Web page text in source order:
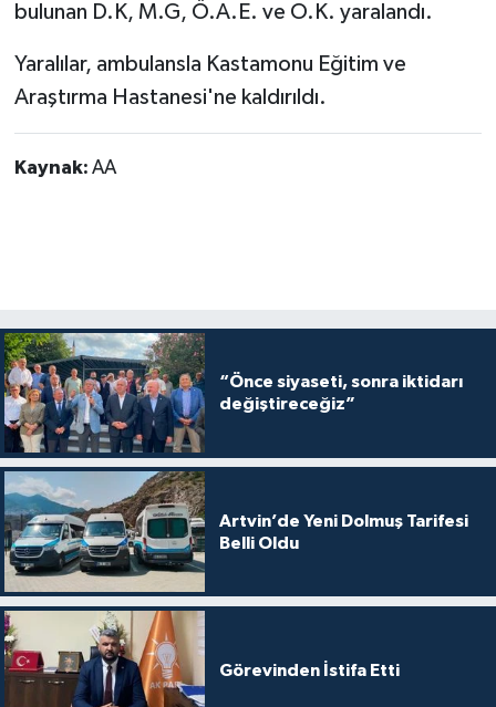
bulunan D.K, M.G, Ö.A.E. ve O.K. yaralandı.
Yaralılar, ambulansla Kastamonu Eğitim ve
Araştırma Hastanesi'ne kaldırıldı.
Kaynak: AA
“Önce siyaseti, sonra iktidarı
değiştireceğiz”
Artvin’de Yeni Dolmuş Tarifesi
Belli Oldu
Görevinden İstifa Etti